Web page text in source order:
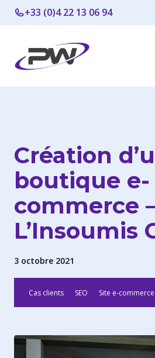
Aller
au
+33 (0)4 22 13 06 94
Création
boutique e-
commerce
L’Insoumis
3 octobre 2021
Cas clients SEO Site e-commerce